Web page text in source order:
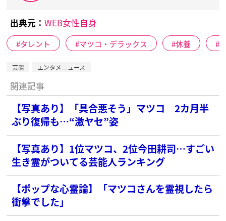
出典元： WEB女性自身
タレント マツコ・デラックス 休養
芸能 エンタメニュース
関連記事
【写真あり】「具合悪そう」マツコ 2カ月半
ぶり復帰も…“激ヤセ”姿
【写真あり】1位マツコ、2位今田耕司…すごい
生き霊がついてる芸能人ランキング
【ポップな心霊論】「マツコさんを霊視したら
衝撃でした」